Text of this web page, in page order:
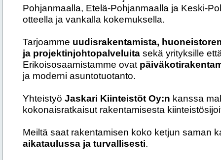
Pohjanmaalla, Etelä-Pohjanmaalla ja Keski-
otteella ja vankalla kokemuksella.
Tarjoamme uudisrakentamista,
ja projektinjohtopalveluita sekä yrityksille
Erikoisosaamistamme ovat
ja moderni asuntotuotanto.
Yhteistyö Jaskari Kiinteistöt Oy:n kanssa
kokonaisratkaisut rakentamisesta
Meiltä saat rakentamisen koko ketjun saman
aikataulussa ja turvallisesti.